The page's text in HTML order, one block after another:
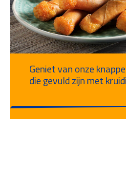
Geniet van onze
die gevuld zijn met